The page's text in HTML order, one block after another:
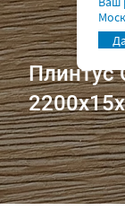
Плинтус
Да